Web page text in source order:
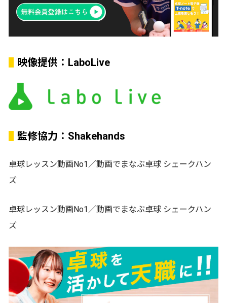
映像提供：LaboLive
監修協力：Shakehands
卓球レッスン動画No1／動画でまなぶ卓球 シェークハン
ズ
卓球レッスン動画No1／動画でまなぶ卓球 シェークハン
ズ